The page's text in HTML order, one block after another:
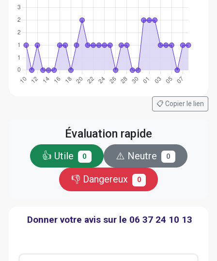
📋 Copier le lien
Évaluation rapide
👍 Utile 0 ⚠️ Neutre 0
👎 Dangereux 0
Donner votre avis sur le 06 37 24 10 13